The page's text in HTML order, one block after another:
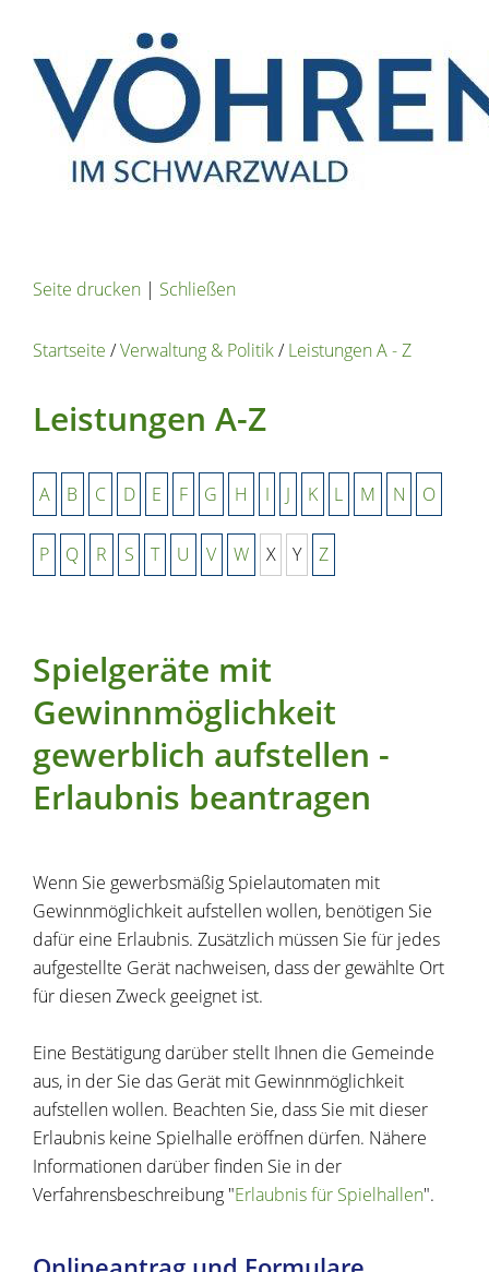
Seite drucken | Schließen
Startseite /Verwaltung & Politik/Leistungen A - Z
Leistungen A-Z
A B C D E F G H I J K L M N O
P Q R S T U V W X Y Z
Spielgeräte mit
Gewinnmöglichkeit
gewerblich aufstellen -
Erlaubnis beantragen
Wenn Sie gewerbsmäßig Spielautomaten mit
Gewinnmöglichkeit aufstellen wollen, benötigen Sie
dafür eine Erlaubnis. Zusätzlich müssen Sie für jedes
aufgestellte Gerät nachweisen, dass der gewählte Ort
für diesen Zweck geeignet ist.
Eine Bestätigung darüber stellt Ihnen die Gemeinde
aus, in der Sie das Gerät mit Gewinnmöglichkeit
aufstellen wollen. Beachten Sie, dass Sie mit dieser
Erlaubnis keine Spielhalle eröffnen dürfen. Nähere
Informationen darüber finden Sie in der
Verfahrensbeschreibung "Erlaubnis für Spielhallen".